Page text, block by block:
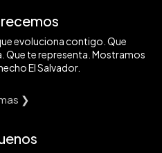
evoluciona contigo. Que
Que te representa. Mostramos
El Salvador.
❯